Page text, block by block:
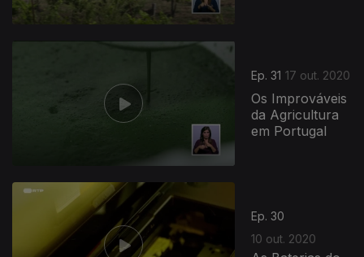
Ep. 31 17 out. 2020
Os Improváveis
da Agricultura
em Portugal
Ep. 30
10 out. 2020